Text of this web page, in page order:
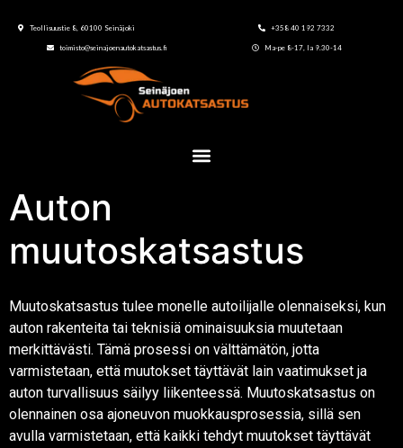
Teollisuustie 8, 60100 Seinäjoki +358 40 192 7332
toimisto@seinajoenautokatsastus.fi Ma-pe 8-17, la 9.30-14
Auton
muutoskatsastus
Muutoskatsastus tulee monelle autoilijalle olennaiseksi, kun
auton rakenteita tai teknisiä ominaisuuksia muutetaan
merkittävästi. Tämä prosessi on välttämätön, jotta
varmistetaan, että muutokset täyttävät lain vaatimukset ja
auton turvallisuus säilyy liikenteessä. Muutoskatsastus on
olennainen osa ajoneuvon muokkausprosessia, sillä sen
avulla varmistetaan, että kaikki tehdyt muutokset täyttävät